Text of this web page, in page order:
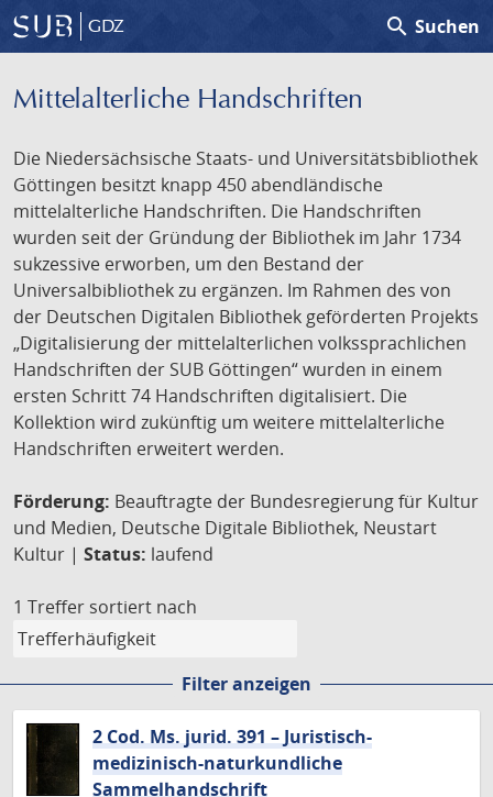
GDZ search Suchen
Mittelalterliche Handschriften
Die Niedersächsische Staats- und Universitätsbibliothek
Göttingen besitzt knapp 450 abendländische
mittelalterliche Handschriften. Die Handschriften
wurden seit der Gründung der Bibliothek im Jahr 1734
sukzessive erworben, um den Bestand der
Universalbibliothek zu ergänzen. Im Rahmen des von
der Deutschen Digitalen Bibliothek geförderten Projekts
„Digitalisierung der mittelalterlichen volkssprachlichen
Handschriften der SUB Göttingen“ wurden in einem
ersten Schritt 74 Handschriften digitalisiert. Die
Kollektion wird zukünftig um weitere mittelalterliche
Handschriften erweitert werden.
Förderung: Beauftragte der Bundesregierung für Kultur
und Medien, Deutsche Digitale Bibliothek, Neustart
Kultur | Status: laufend
1 Treffer sortiert nach
Filter anzeigen
2 Cod. Ms. jurid. 391 – Juristisch-
medizinisch-naturkundliche
Sammelhandschrift